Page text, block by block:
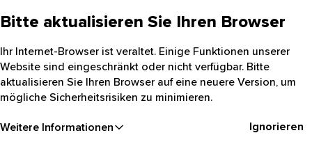
Bitte aktualisieren Sie Ihren Browser
Ihr Internet-Browser ist veraltet. Einige Funktionen unserer
Website sind eingeschränkt oder nicht verfügbar. Bitte
aktualisieren Sie Ihren Browser auf eine neuere Version, um
mögliche Sicherheitsrisiken zu minimieren.
Weitere Informationen Ignorieren